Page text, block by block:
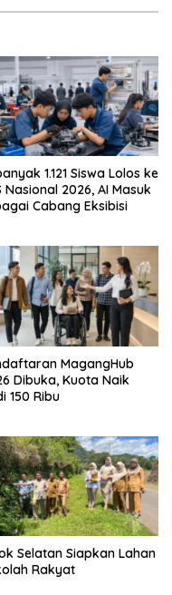
1.121 Siswa Lolos ke
Nasional 2026, AI Masuk
Cabang Eksibisi
MagangHub
Dibuka, Kuota Naik
150 Ribu
Selatan Siapkan Lahan
Rakyat